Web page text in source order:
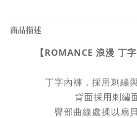
商品描述
【ROMANCE 浪漫 丁
丁字內褲，採用刺繡
背面採用刺繡
臀部曲線處揉以扇